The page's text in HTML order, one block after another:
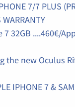
7/7 PLUS
32GB ....460€/
the new Oculus
IPHONE 7 &